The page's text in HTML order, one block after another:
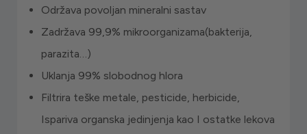
Održava povoljan mineralni sastav
Zadržava 99,9% mikroorganizama(bakterija,
parazita…)
Uklanja 99% slobodnog hlora
Filtrira teške metale, pesticide, herbicide,
Ispariva organska jedinjenja kao I ostatke lekova